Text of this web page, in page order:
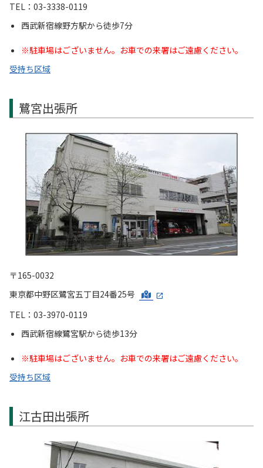
TEL：03-3338-0119
西武新宿線野方駅から徒歩7分
※駐車場はございません。お車での来署はご遠慮ください。
受持ち区域
鷺宮出張所
〒165-0032
東京都中野区鷺宮五丁目24番25号
TEL：03-3970-0119
西武新宿線鷺宮駅から徒歩13分
※駐車場はございません。お車での来署はご遠慮ください。
受持ち区域
江古田出張所